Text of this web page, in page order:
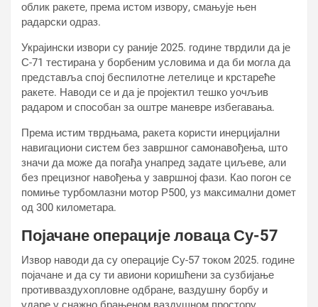
облик ракете, према истом извору, смањује њен
радарски одраз.
Украјински извори су раније 2025. године тврдили да је
С-71 тестирана у борбеним условима и да би могла да
представља спој беспилотне летелице и крстареће
ракете. Наводи се и да је пројектил тешко уочљив
радаром и способан за оштре маневре избегавања.
Према истим тврдњама, ракета користи инерцијални
навигациони систем без завршног самонавођења, што
значи да може да погађа унапред задате циљеве, али
без прецизног навођења у завршној фази. Као погон се
помиње турбомлазни мотор Р500, уз максимални домет
од 300 километара.
Појачане операције ловаца Су-57
Извор наводи да су операције Су-57 током 2025. године
појачане и да су ти авиони коришћени за сузбијање
противваздухопловне одбране, ваздушну борбу и